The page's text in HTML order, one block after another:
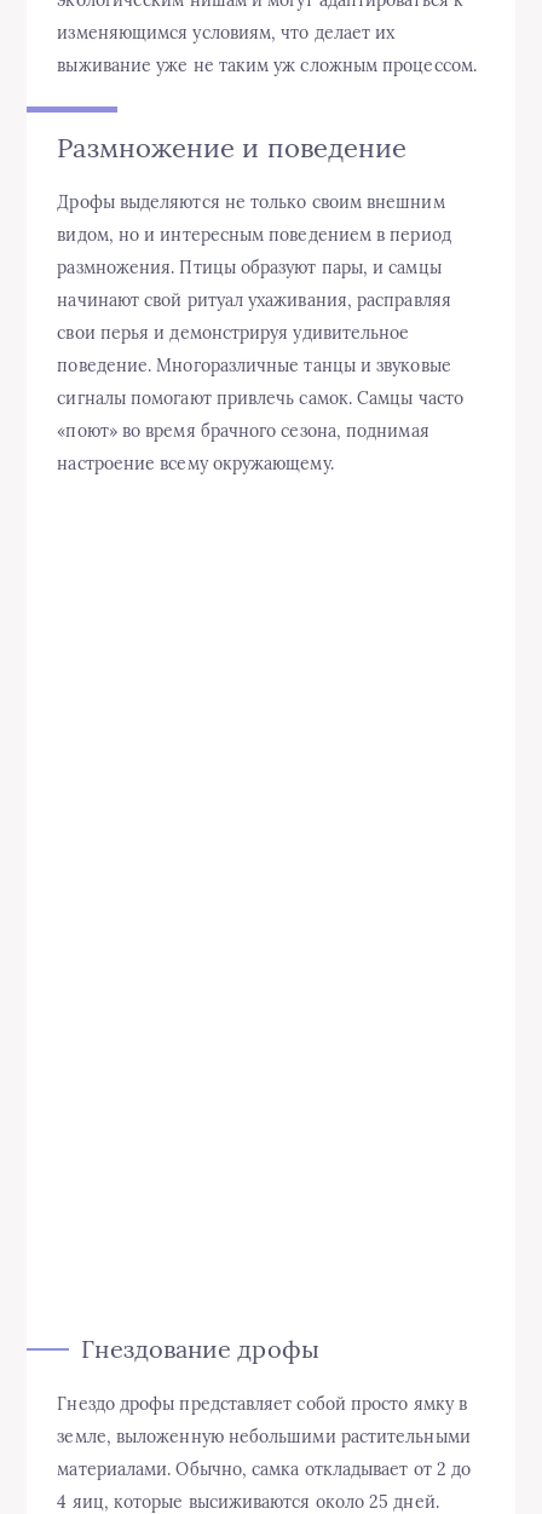
изменяющимся условиям, что делает их
выживание уже не таким уж сложным процессом.
Размножение и поведение
Дрофы выделяются не только своим внешним
видом, но и интересным поведением в период
размножения. Птицы образуют пары, и самцы
начинают свой ритуал ухаживания, расправляя
свои перья и демонстрируя удивительное
поведение. Многоразличные танцы и звуковые
сигналы помогают привлечь самок. Самцы часто
«поют» во время брачного сезона, поднимая
настроение всему окружающему.
Гнездование дрофы
Гнездо дрофы представляет собой просто ямку в
земле, выложенную небольшими растительными
материалами. Обычно, самка откладывает от 2 до
4 яиц, которые высиживаются около 25 дней.